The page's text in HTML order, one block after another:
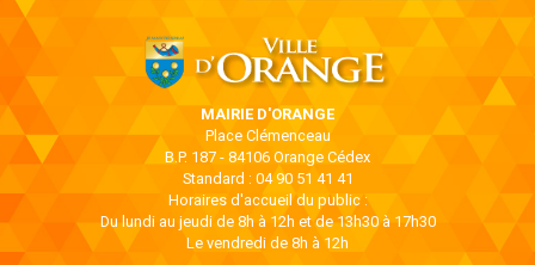
MAIRIE D'ORANGE
Place Clémenceau
B.P. 187 - 84106 Orange Cédex
Standard : 04 90 51 41 41
Horaires d'accueil du public :
Du lundi au jeudi de 8h à 12h et de 13h30 à 17h30
Le vendredi de 8h à 12h